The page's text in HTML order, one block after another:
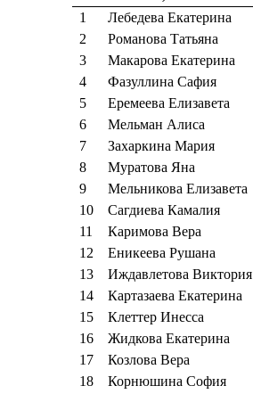
1 Лебедева Екатерина
2
Романова Татьяна
3
Макарова Екатерина
4
Фазуллина Сафия
5
Еремеева Елизавета
6
Мельман Алиса
7
Захаркина Мария
8
Муратова Яна
9
Мельникова Елизавета
10
Сагдиева Камалия
11
Каримова Вера
12
Еникеева Рушана
13
Иждавлетова Виктория
14
Картазаева Екатерина
15
Клеттер Инесса
16
Жидкова Екатерина
17
Козлова Вера
18
Корнюшина София